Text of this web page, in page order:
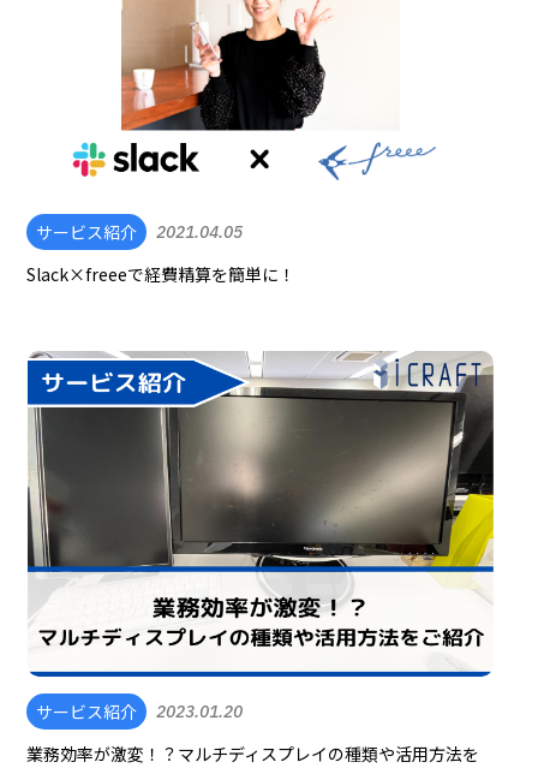
サービス紹介 2021.04.05
Slack×freeeで経費精算を簡単に！
サービス紹介 2023.01.20
業務効率が激変！？マルチディスプレイの種類や活用方法を